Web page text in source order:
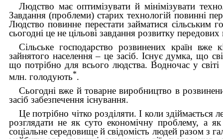
Людство має оптимізувати й мінімізувати
Завдання (проблеми) старих технологій повинні
Людство повинне перестати займатися
сьогодні це не цільові завдання розвитку
Сільське господарство розвинених країн вже
зайнятого населення – це засіб. Існує думка, що
що потрібно для всього людства. Водночас у
млн. голодують*.
Сьогодні вже й товарне виробництво в
засіб забезпечення існування.
Це потрібно чітко розділяти. І коли
розглядати не як суто економічну проблему, а
соціальне середовище й свідомість людей разом з